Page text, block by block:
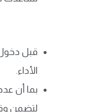
قبل دخول
الأداء.
لتضمن